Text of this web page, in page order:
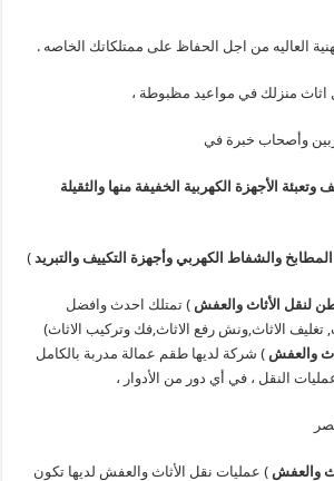
العاليه من اجل الحفاظ على ممتلكاتك الخاصه .
اثاث منزلك في مواعيد مظبوطة ،
وأصحاب خبرة في
وتعبئة الأجهزة الكهربية الخفيفة منها والثقيلة
والشفاط الكهربي وأجهزة التكييف والتبريد )
لنقل الأثاث والعفش ) تمتلك احدث وافضل
تغليف الاثاث,ونش رفع الاثاث,فك وتركيب الاثاث)
والعفش ) شركة لديها طقم عمالة مدربة بالكامل
النقل ، في أي دور من الأدوار ،
والعفش ) عمليات نقل الأثاث والعفش لديها تكون